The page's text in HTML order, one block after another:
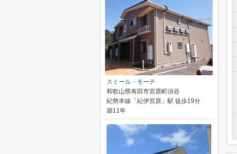
スミール・モーテ
和歌山県有田市宮原町須谷
紀勢本線「紀伊宮原」駅 徒歩19分
築11年